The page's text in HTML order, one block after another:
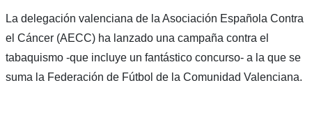
La delegación valenciana de la Asociación Española Contra
el Cáncer (AECC) ha lanzado una campaña contra el
tabaquismo -que incluye un fantástico concurso- a la que se
suma la Federación de Fútbol de la Comunidad Valenciana.